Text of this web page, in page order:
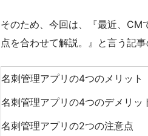
そのため、今回は、『最近、CM
点を合わせて解説。』と言う記事
名刺管理アプリの4つのメリット
名刺管理アプリの4つのデメリッ
名刺管理アプリの2つの注意点